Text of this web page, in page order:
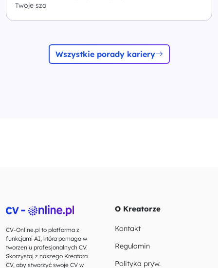
Twoje sza
Wszystkie porady kariery
CV-Online.pl to platforma z
funkcjami AI, która pomaga w
tworzeniu profesjonalnych CV.
Skorzystaj z naszego Kreatora
CV, aby stworzyć swoje CV w
O Kreatorze
Kontakt
Regulamin
Polityka pryw.